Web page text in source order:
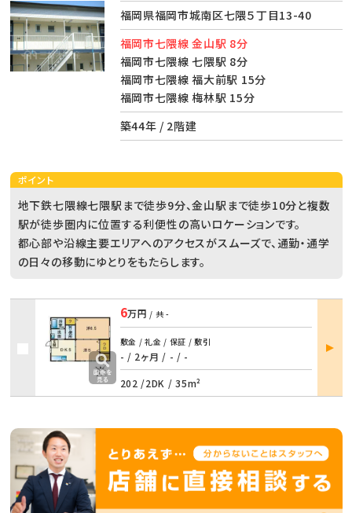
福岡県福岡市城南区七隈５丁目13-40
福岡市七隈線 金山駅 8分
福岡市七隈線 七隈駅 8分
福岡市七隈線 福大前駅 15分
福岡市七隈線 梅林駅 15分
築44年 / 2階建
ポイント
地下鉄七隈線七隈駅まで徒歩9分、金山駅まで徒歩10分と複数
駅が徒歩圏内に位置する利便性の高いロケーションです。
都心部や沿線主要エリアへのアクセスがスムーズで、通勤・通学
の日々の移動にゆとりをもたらします。
6万円 / 共-
敷金 / 礼金 / 保証 / 敷引
- / 2ヶ月 / - / -
202 /2DK /35m²
部屋
詳細